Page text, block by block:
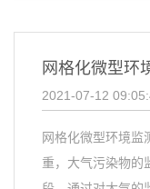
网格化微型环
2021-07-12
网格化微型环境监
重，大气污染物的